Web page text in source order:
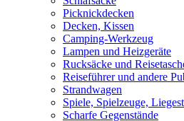
Picknickdecken
Decken, Kissen
Camping-Werkzeug
Lampen und Heizgeräte
Rucksäcke und
Reiseführer und andere
Strandwagen
Spiele, Spielzeuge,
Scharfe Gegenstände